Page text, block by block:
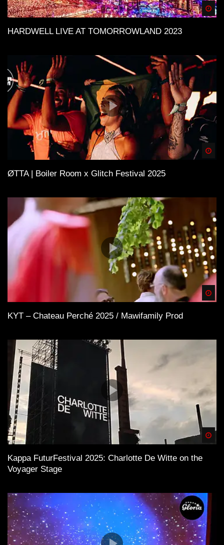
HARDWELL LIVE AT TOMORROWLAND 2023
ØTTA | Boiler Room x Glitch Festival 2025
KYT – Chateau Perché 2025 / Mawifamily Prod
Kappa FuturFestival 2025: Charlotte De Witte on the
Voyager Stage